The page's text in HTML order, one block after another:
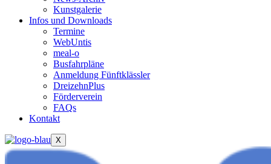
Kunstgalerie
Infos und Downloads
Termine
WebUntis
meal-o
Busfahrpläne
Anmeldung Fünftklässler
DreizehnPlus
Förderverein
FAQs
Kontakt
X